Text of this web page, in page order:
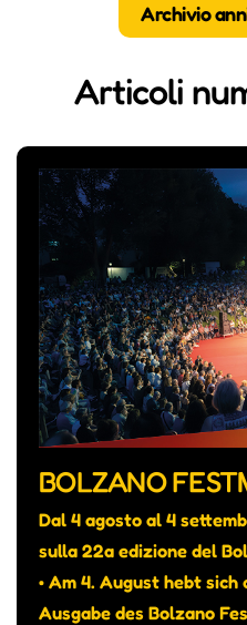
Archivio
Articoli
BOLZANO
Dal 4 agosto al 4
sulla 22a edizione del
• Am 4. August hebt
Ausgabe des Bolzano